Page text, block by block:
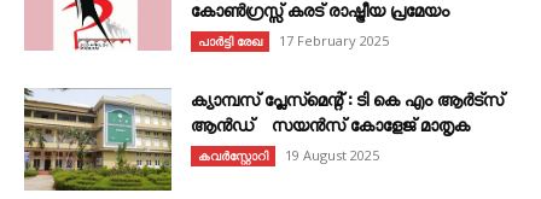
കോൺഗ്രസ്സ് കരട് രാഷ്ട്രീയ പ്രമേയം
പാർട്ടി രേഖ 17 February 2025
ക്യാമ്പസ് പ്ലേസ്മെന്റ് : ടി കെ എം ആർട്സ്
ആൻഡ് സയൻസ് കോളേജ് മാതൃക
കവര്‍സ്റ്റോറി 19 August 2025